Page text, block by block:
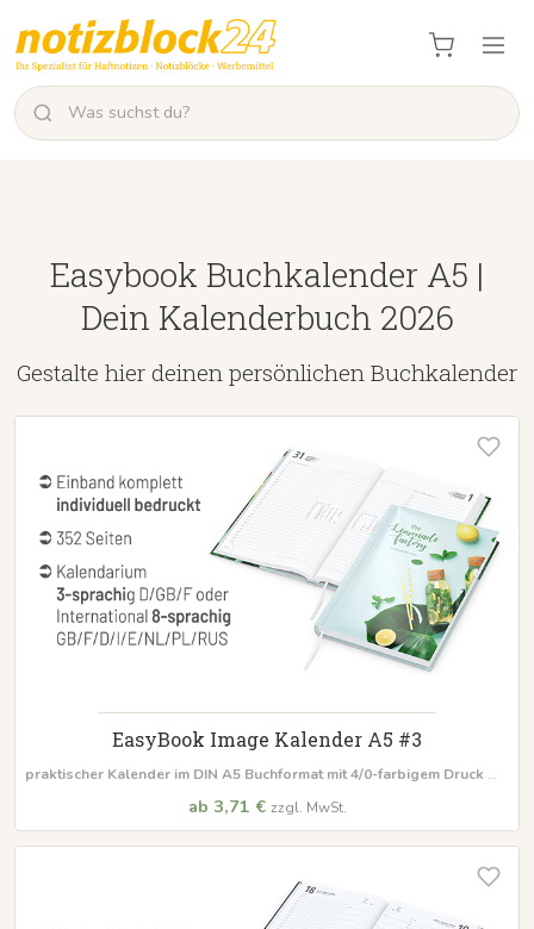
Easybook Buchkalender A5 |
Dein Kalenderbuch 2026
Gestalte hier deinen persönlichen Buchkalender
EasyBook Image Kalender A5 #3
praktischer Kalender im DIN A5 Buchformat mit 4/0-farbigem Druck mit
ab 3,71 € zzgl. MwSt.